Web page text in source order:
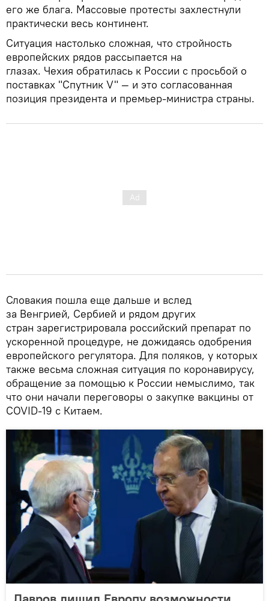
его же блага. Массовые протесты захлестнули
практически весь континент.
Ситуация настолько сложная, что стройность
европейских рядов рассыпается на
глазах. Чехия обратилась к России с просьбой о
поставках "Спутник V" — и это согласованная
позиция президента и премьер-министра страны.
Словакия пошла еще дальше и вслед
за Венгрией, Сербией и рядом других
стран зарегистрировала российский препарат по
ускоренной процедуре, не дожидаясь одобрения
европейского регулятора. Для поляков, у которых
также весьма сложная ситуация по коронавирусу,
обращение за помощью к России немыслимо, так
что они начали переговоры о закупке вакцины от
COVID-19 с Китаем.